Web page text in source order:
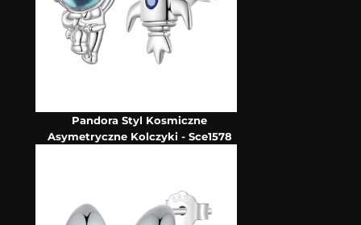
Pandora Styl Kosmiczne
Asymetryczne Kolczyki - Sce1578